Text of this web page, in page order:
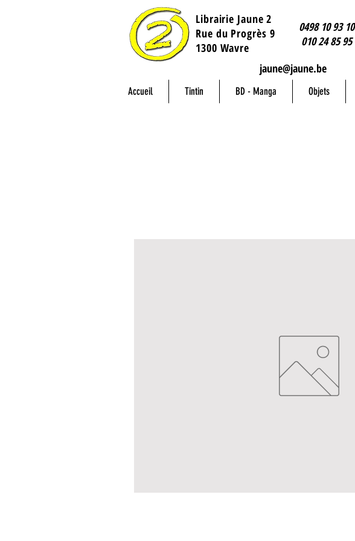
Librairie Jaune 2
​Rue du Progrès 9
1300 Wavre
0498 10 93 10
010 24 85 95
jaune@jaune.be
Accueil Tintin BD - Manga Objets